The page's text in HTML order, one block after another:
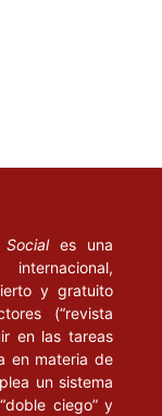
es una
y gratuito
(“revista
en las tareas
en materia de
un sistema
ciego” y